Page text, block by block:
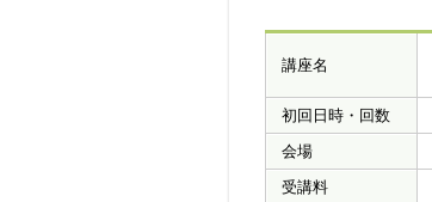
講座名
初回日時・回数
会場
受講料